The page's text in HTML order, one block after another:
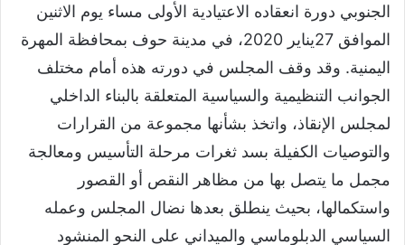
الجنوبي دورة انعقاده الاعتيادية الأولى مساء يوم الاثنين
الموافق 27يناير 2020، في مدينة حوف بمحافظة المهرة
اليمنية. وقد وقف المجلس في دورته هذه أمام مختلف
الجوانب التنظيمية والسياسية المتعلقة بالبناء الداخلي
لمجلس الإنقاذ، واتخذ بشأنها مجموعة من القرارات
والتوصيات الكفيلة بسد ثغرات مرحلة التأسيس ومعالجة
مجمل ما يتصل بها من مظاهر النقص أو القصور
واستكمالها، بحيث ينطلق بعدها نضال المجلس وعمله
السياسي الدبلوماسي والميداني على النحو المنشود